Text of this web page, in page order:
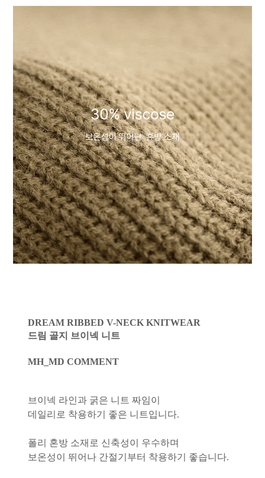
DREAM RIBBED V-NECK KNITWEAR
드림 골지 브이넥 니트
MH_MD COMMENT
브이넥 라인과 굵은 니트 짜임이
데일리로 착용하기 좋은 니트입니다.
폴리 혼방 소재로 신축성이 우수하며
보온성이 뛰어나 간절기부터 착용하기 좋습니다.